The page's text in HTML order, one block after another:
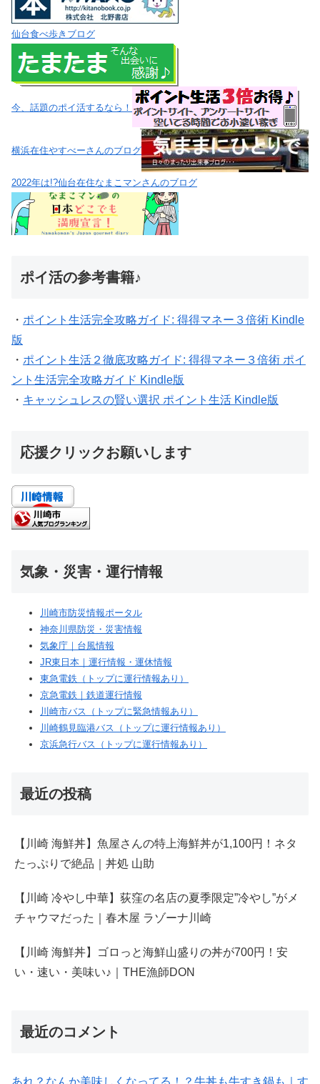
仙台食べ歩きブログ
今、話題のポイ活するなら！
横浜在住やすべーさんのブログ
2022年は!?仙台在住なまこマンさんのブログ
ポイ活の参考書籍♪
・ ポイント生活完全攻略ガイド: 得得マネー３倍術 Kindle
版
・ ポイント生活２徹底攻略ガイド: 得得マネー３倍術 ポイ
ント生活完全攻略ガイド Kindle版
・ キャッシュレスの賢い選択 ポイント生活 Kindle版
応援クリックお願いします
気象・災害・運行情報
川崎市防災情報ポータル
神奈川県防災・災害情報
気象庁｜台風情報
JR東日本｜運行情報・運休情報
東急電鉄（トップに運行情報あり）
京急電鉄｜鉄道運行情報
川崎市バス（トップに緊急情報あり）
川崎鶴見臨港バス（トップに運行情報あり）
京浜急行バス（トップに運行情報あり）
最近の投稿
【川崎 海鮮丼】魚屋さんの特上海鮮丼が1,100円！ネタ
たっぷりで絶品｜丼処 山助
【川崎 冷やし中華】荻窪の名店の夏季限定”冷やし”がメ
チャウマだった｜春木屋 ラゾーナ川崎
【川崎 海鮮丼】ゴロっと海鮮山盛りの丼が700円！安
い・速い・美味い♪｜THE漁師DON
最近のコメント